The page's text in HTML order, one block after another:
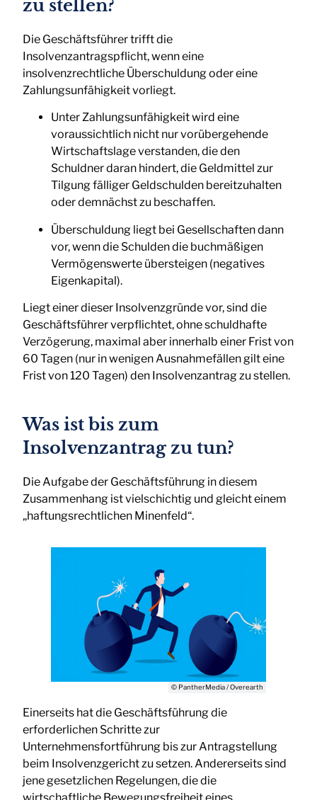
zu stellen?
Die Geschäftsführer trifft die
Insolvenzantragspflicht, wenn eine
insolvenzrechtliche Überschuldung oder eine
Zahlungsunfähigkeit vorliegt.
Unter Zahlungsunfähigkeit wird eine
voraussichtlich nicht nur vorübergehende
Wirtschaftslage verstanden, die den
Schuldner daran hindert, die Geldmittel zur
Tilgung fälliger Geldschulden bereitzuhalten
oder demnächst zu beschaffen.
Überschuldung liegt bei Gesellschaften dann
vor, wenn die Schulden die buchmäßigen
Vermögenswerte übersteigen (negatives
Eigenkapital).
Liegt einer dieser Insolvenzgründe vor, sind die
Geschäftsführer verpflichtet, ohne schuldhafte
Verzögerung, maximal aber innerhalb einer Frist von
60 Tagen (nur in wenigen Ausnahmefällen gilt eine
Frist von 120 Tagen) den Insolvenzantrag zu stellen.
Was ist bis zum
Insolvenzantrag zu tun?
Die Aufgabe der Geschäftsführung in diesem
Zusammenhang ist vielschichtig und gleicht einem
„haftungsrechtlichen Minenfeld“.
© PantherMedia / Overearth
Einerseits hat die Geschäftsführung die
erforderlichen Schritte zur
Unternehmensfortführung bis zur Antragstellung
beim Insolvenzgericht zu setzen. Andererseits sind
jene gesetzlichen Regelungen, die die